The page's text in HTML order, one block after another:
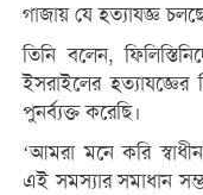
গাজায় যে হত্যাযজ্ঞ
তিনি বলেন,
ইসরাইলের
পুনর্ব্যক্ত করেছি।
‘আমরা মনে করি স্বাধীন
এই সমস্যার সমাধান